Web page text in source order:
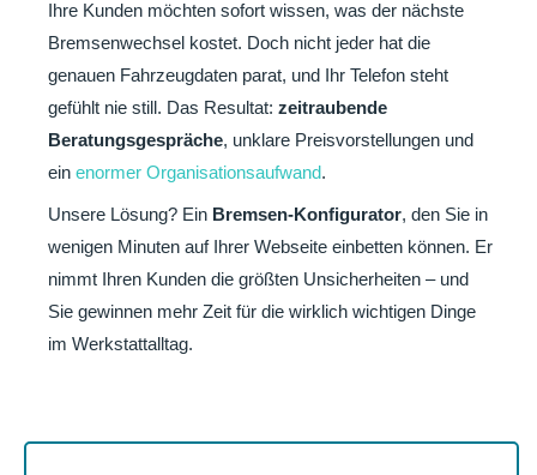
Ihre Kunden möchten sofort wissen, was der nächste
Bremsenwechsel kostet. Doch nicht jeder hat die
genauen Fahrzeugdaten parat, und Ihr Telefon steht
gefühlt nie still. Das Resultat: zeitraubende
Beratungsgespräche, unklare Preisvorstellungen und
ein enormer Organisationsaufwand.
Unsere Lösung? Ein Bremsen-Konfigurator, den Sie in
wenigen Minuten auf Ihrer Webseite einbetten können. Er
nimmt Ihren Kunden die größten Unsicherheiten – und
Sie gewinnen mehr Zeit für die wirklich wichtigen Dinge
im Werkstattalltag.